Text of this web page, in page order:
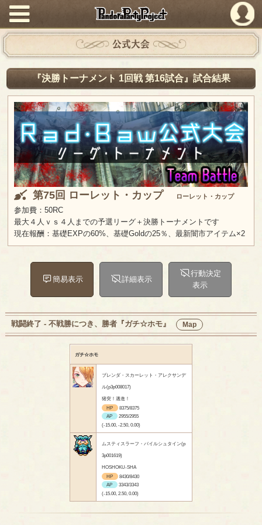
PandoraPartyProject
公式大会
『決勝トーナメント 1回戦 第16試合』試合結果
第75回 ローレット・カップ ローレット・カップ
参加費：50RC
最大４人ｖｓ４人までの予選リーグ＋決勝トーナメントです
現在報酬：基礎EXPの60%、基礎Goldの25％、最新闇市アイテム×2
簡易表示 詳細表示
行動決定
表示
戦闘終了 - 不戦勝につき、勝者『ガチ☆ホモ』 Map
ガチ☆ホモ
ブレンダ・スカーレット・アレクサンデ
ル(p3p008017)
猪突！邁進！
HP
8375/8375
AP
2955/2955
(-15.00, -2.50, 0.00)
ムスティスラーフ・バイルシュタイン(p
3p001619)
HOSHOKU-SHA
HP
8430/8430
AP
3343/3343
(-15.00, 2.50, 0.00)